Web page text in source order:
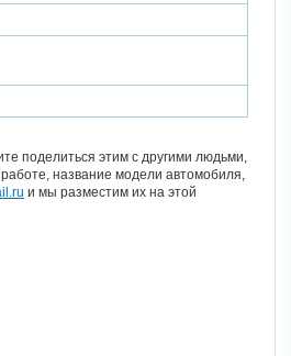
поделиться этим с другими людьми,
название модели автомобиля,
и мы разместим их на этой